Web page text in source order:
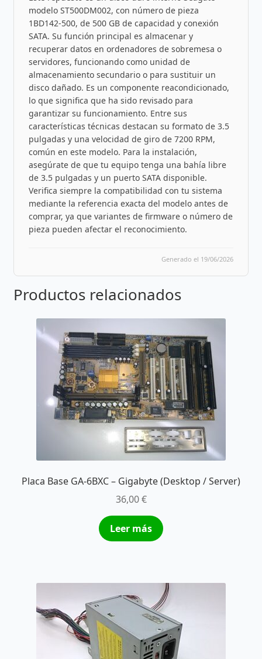
modelo ST500DM002, con número de pieza
1BD142-500, de 500 GB de capacidad y conexión
SATA. Su función principal es almacenar y
recuperar datos en ordenadores de sobremesa o
servidores, funcionando como unidad de
almacenamiento secundario o para sustituir un
disco dañado. Es un componente reacondicionado,
lo que significa que ha sido revisado para
garantizar su funcionamiento. Entre sus
características técnicas destacan su formato de 3.5
pulgadas y una velocidad de giro de 7200 RPM,
común en este modelo. Para la instalación,
asegúrate de que tu equipo tenga una bahía libre
de 3.5 pulgadas y un puerto SATA disponible.
Verifica siempre la compatibilidad con tu sistema
mediante la referencia exacta del modelo antes de
comprar, ya que variantes de firmware o número de
pieza pueden afectar el reconocimiento.
Generado el 19/06/2026
Productos relacionados
Placa Base GA-6BXC – Gigabyte (Desktop / Server)
36,00€
Leer más